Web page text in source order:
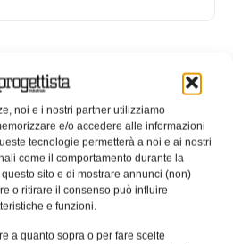
noi e i nostri partner utilizziamo
e/o accedere alle informazioni
tecnologie permetterà a noi e ai nostri
come il comportamento durante la
sito e di mostrare annunci (non)
o ritirare il consenso può influire
e funzioni.
a quanto sopra o per fare scelte